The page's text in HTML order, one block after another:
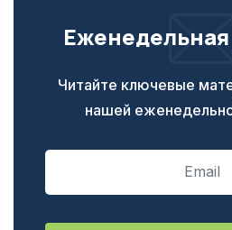
Читайте ключевые
нашей